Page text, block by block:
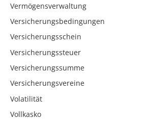
Vermögensverwaltung
Versicherungsbedingungen
Versicherungsschein
Versicherungssteuer
Versicherungssumme
Versicherungsvereine
Volatilität
Vollkasko